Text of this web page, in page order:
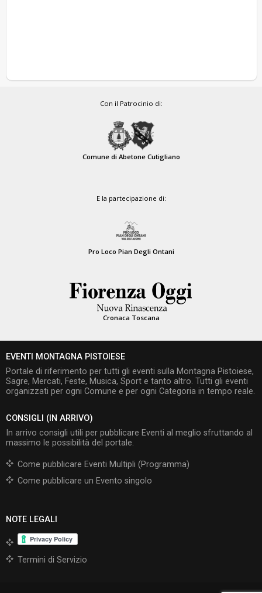
Con il Patrocinio di:
Comune di Abetone Cutigliano
E la partecipazione di:
Pro Loco Pian Degli Ontani
Cronaca Toscana
EVENTI MONTAGNA PISTOIESE
Portale di riferimento per tutti gli eventi sulla Montagna Pistoiese,
Sagre, Mercati, Feste, Musica, Sport e tanto altro. Tutti gli eventi
organizzati per ogni Comune e per ogni Categoria in tempo reale.
CONSIGLI (IN ARRIVO)
In arrivo consigli utili per pubblicare Eventi al meglio sfruttando al
massimo le possibilità del portale.
Come pubblicare Eventi Multipli (Programma)
Come pubblicare un Evento singolo
NOTE LEGALI
Termini di Servizio